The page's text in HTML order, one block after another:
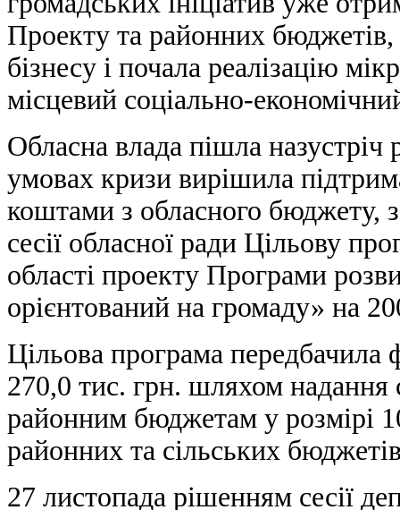
Проекту та районних
бізнесу і почала реалізацію
місцевий соціально-
Обласна влада пішла назустріч
умовах кризи вирішила
коштами з обласного бюджету,
сесії обласної ради Цільову
області проекту Програми
орієнтований на громаду» на
Цільова програма передбачила
270,0 тис. грн. шляхом надання
районним бюджетам у розмірі
районних та сільських
27 листопада рішенням сесії